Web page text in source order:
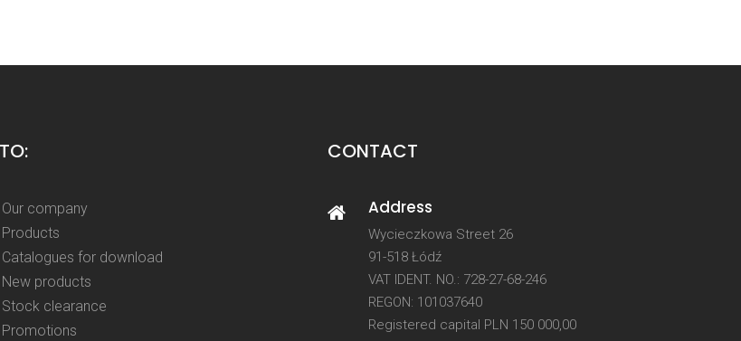
Our company
Products
Catalogues for download
New products
Stock clearance
Promotions
CONTACT
Address
Wycieczkowa Street 26
91-518 Łódź
VAT IDENT. NO.: 728-27-68-246
REGON: 101037640
Registered capital PLN 150 000,00